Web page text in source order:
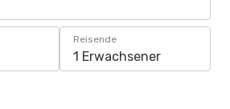
Reisende
1 Erwachsener